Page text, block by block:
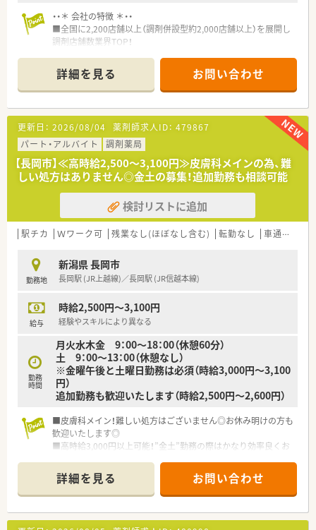
・・＊ 会社の特徴 ＊・・
■全国に2,200店舗以上（調剤併設型約2,000店舗以上）を展開し
調剤店舗数業界TOP！
頑張り次第で高給与も可能！
■経験や勤務コースによりますが、経験の少ない方でも500万前
半スタートと業界TOP水準！
■職種や職域に合わせ、豊富な社内研修や外部組織と連携した研
修を用意されています
■薬剤師が中心の会社だからこそ活躍できるキャリアパスが多
種多様に用意されています。
■店舗拡大に伴い、エリアマネジャーや営業部長等のマネジメン
トのポジションも増えます。
■在宅や教育等の専門性を活かせるスペシャリストを目指すこ
とも可能です。
■その他にも、管理部門や商品部門等の本社スタッフなど活動領
域は多種多様です。
■在宅実施店舗は年々増加しており、在宅医療へもしっかりと関
■育児休暇は3歳まで取得が可能で、時短制度は小学5年生まで
時短勤務ができるよう変更予定です。
■年間休日が120日とワークライフバランスが整っています
たくさんあります！
詳細を見る お問い合わせ
更新日： 2026/08/04 薬剤師求人ID： 479867
パート・アルバイト
調剤薬局
【長岡市】≪高時給2,500～3,100円≫皮膚科メインの為、難
しい処方はありません◎金土の募集！追加勤務も相談可能
検討リストに追加
駅チカ Ｗワーク可 残業なし(ほぼなし含む) 転勤なし 車通勤可
勤務地
新潟県 長岡市
長岡駅 (JR上越線)／長岡駅 (JR信越本線)
給与
時給2,500円～3,100円
経験やスキルにより異なる
勤務
時間
月火水木金 9：00～18：00（休憩60分）
土 9：00～13：00（休憩なし）
※金曜午後と土曜日勤務は必須（時給3,000円～3,100
円）
追加勤務も歓迎いたします（時給2,500円～2,600円）
■皮膚科メイン！難しい処方はございません◎お休み明けの方も
歓迎いたします◎
■高時給3,000円以上可能！”金土”勤務の際はかなり効率良くお
■長岡駅より徒歩9分◎駅から近い為、マイカー通勤・電車通勤
どちらも可能です
【店舗情報と応需状況について】
■長岡駅から徒歩9分の立地にあり、眼科と皮膚科の処方箋を1
詳細を見る お問い合わせ